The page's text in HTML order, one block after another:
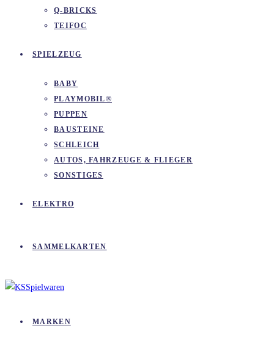
Q-BRICKS
TEIFOC
SPIELZEUG
BABY
PLAYMOBIL®
PUPPEN
BAUSTEINE
SCHLEICH
AUTOS, FAHRZEUGE & FLIEGER
SONSTIGES
ELEKTRO
SAMMELKARTEN
MARKEN